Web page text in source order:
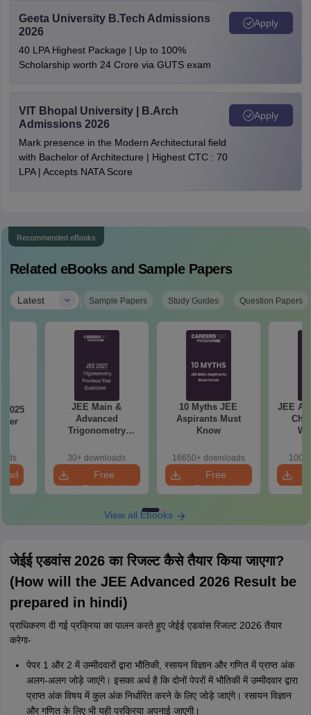
Geeta University B.Tech Admissions
2026
40 LPA Highest Package | Up to 100%
Scholarship worth 24 Crore via GUTS exam
Apply
VIT Bhopal University | B.Arch
Admissions 2026
Mark presence in the Modern Architectural field
with Bachelor of Architecture | Highest CTC : 70
LPA | Accepts NATA Score
Apply
Recommended eBooks
Related eBooks and Sample Papers
Latest | Sample Papers Study Guides Question Papers
2025
JEE Main &
Advanced
Trigonometry
Questions
30+ downloads
Free
Download
10 Myths JEE
Aspirants Must
Know
16650+ downloads
Free
Download
JEE
100+
View all Ebooks
जेईई एडवांस 2026 का रिजल्ट कैसे तैयार किया जाएगा?
(How will the JEE Advanced 2026 Result be
prepared in hindi)
प्राधिकरण दी गई प्रक्रिया का पालन करते हुए जेईई एडवांस रिजल्ट 2026 तैयार
करेगा-
पेपर 1 और 2 में उम्मीदवारों द्वारा भौतिकी, रसायन विज्ञान और गणित में प्राप्त अंक
अलग-अलग जोड़े जाएंगे। इसका अर्थ है कि दोनों पेपरों में भौतिकी में उम्मीदवार द्वारा
प्राप्त अंक विषय में कुल अंक निर्धारित करने के लिए जोड़े जाएंगे। रसायन विज्ञान
और गणित के लिए भी यही प्रक्रिया अपनाई जाएगी।